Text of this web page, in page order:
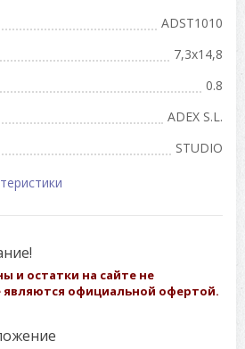
ADST1010
7,3x14,8
0.8
ADEX S.L.
STUDIO
и остатки на сайте не
являются официальной офертой.